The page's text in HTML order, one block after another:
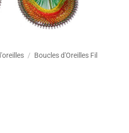
/ Boucles d'Oreilles Fil